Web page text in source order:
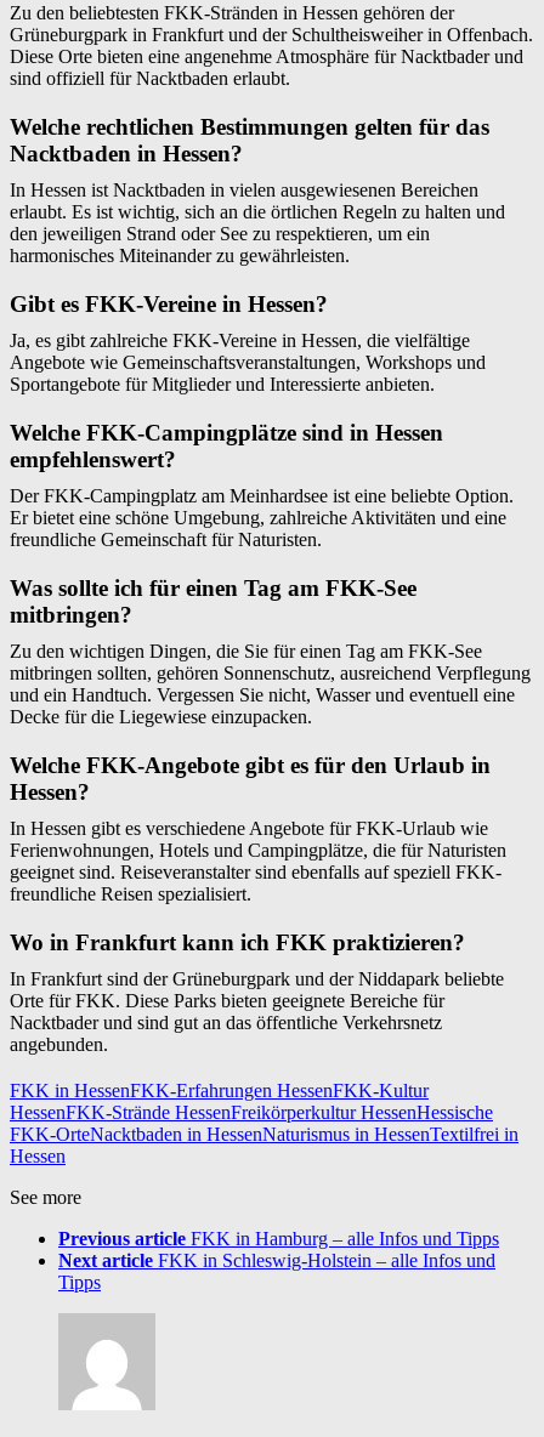
Zu den beliebtesten FKK-Stränden in Hessen gehören der
Grüneburgpark in Frankfurt und der Schultheisweiher in Offenbach.
Diese Orte bieten eine angenehme Atmosphäre für Nacktbader und
sind offiziell für Nacktbaden erlaubt.
Welche rechtlichen Bestimmungen gelten für das
Nacktbaden in Hessen?
In Hessen ist Nacktbaden in vielen ausgewiesenen Bereichen
erlaubt. Es ist wichtig, sich an die örtlichen Regeln zu halten und
den jeweiligen Strand oder See zu respektieren, um ein
harmonisches Miteinander zu gewährleisten.
Gibt es FKK-Vereine in Hessen?
Ja, es gibt zahlreiche FKK-Vereine in Hessen, die vielfältige
Angebote wie Gemeinschaftsveranstaltungen, Workshops und
Sportangebote für Mitglieder und Interessierte anbieten.
Welche FKK-Campingplätze sind in Hessen
empfehlenswert?
Der FKK-Campingplatz am Meinhardsee ist eine beliebte Option.
Er bietet eine schöne Umgebung, zahlreiche Aktivitäten und eine
freundliche Gemeinschaft für Naturisten.
Was sollte ich für einen Tag am FKK-See
mitbringen?
Zu den wichtigen Dingen, die Sie für einen Tag am FKK-See
mitbringen sollten, gehören Sonnenschutz, ausreichend Verpflegung
und ein Handtuch. Vergessen Sie nicht, Wasser und eventuell eine
Decke für die Liegewiese einzupacken.
Welche FKK-Angebote gibt es für den Urlaub in
Hessen?
In Hessen gibt es verschiedene Angebote für FKK-Urlaub wie
Ferienwohnungen, Hotels und Campingplätze, die für Naturisten
geeignet sind. Reiseveranstalter sind ebenfalls auf speziell FKK-
freundliche Reisen spezialisiert.
Wo in Frankfurt kann ich FKK praktizieren?
In Frankfurt sind der Grüneburgpark und der Niddapark beliebte
Orte für FKK. Diese Parks bieten geeignete Bereiche für
Nacktbader und sind gut an das öffentliche Verkehrsnetz
angebunden.
FKK in HessenFKK-Erfahrungen HessenFKK-Kultur
HessenFKK-Strände HessenFreikörperkultur HessenHessische
FKK-OrteNacktbaden in HessenNaturismus in HessenTextilfrei in
Hessen
See more
Previous article FKK in Hamburg – alle Infos und Tipps
Next article FKK in Schleswig-Holstein – alle Infos und
Tipps